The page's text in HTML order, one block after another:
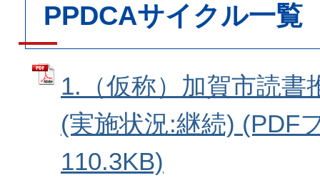
PPDCAサイクル一覧
1.（仮称）加賀市読書
(実施状況:継続) (PDF
110.3KB)